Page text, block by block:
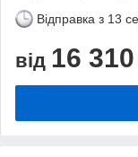
Відправка з 13
від 16 310